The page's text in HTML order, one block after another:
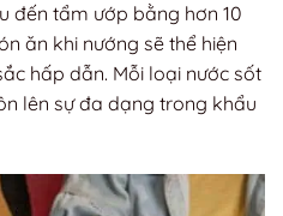
đến tẩm ướp bằng hơn 10
ăn khi nướng sẽ thể hiện
hấp dẫn. Mỗi loại nước sốt
lên sự đa dạng trong khẩu